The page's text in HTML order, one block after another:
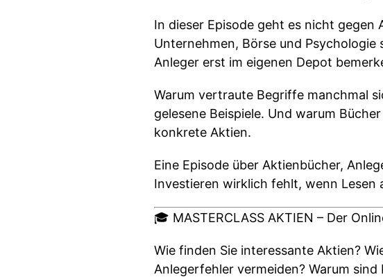
In dieser Episode geht es nicht gegen
Unternehmen, Börse und
Anleger erst im eigenen Depot
Warum vertraute Begriffe manchmal
gelesene Beispiele. Und warum
konkrete Aktien.
Eine Episode über Aktienbücher,
Investieren wirklich fehlt, wenn Lesen
🎓 MASTERCLASS AKTIEN – Der
Wie finden Sie interessante Aktien?
Anlegerfehler vermeiden? Warum